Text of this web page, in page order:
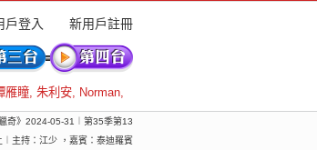
戶登入 新用戶註冊
雁瞳, 朱利安, Norman,
獵奇》2024-05-31︱第35季第13
主持：江少 ，嘉賓：泰迪羅賓